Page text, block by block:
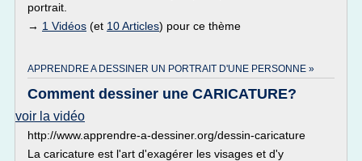
portrait.
→ 1 Vidéos (et 10 Articles) pour ce thème
APPRENDRE A DESSINER UN PORTRAIT D'UNE PERSONNE »
Comment dessiner une CARICATURE?
voir la vidéo
http://www.apprendre-a-dessiner.org/dessin-caricature
La caricature est l'art d'exagérer les visages et d'y